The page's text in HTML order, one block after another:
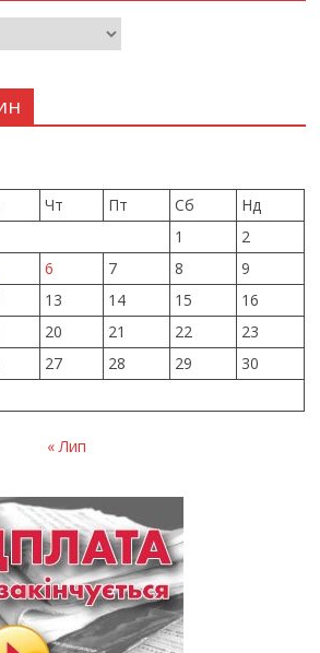
Чт Пт Сб
Нд
1
2
6 7 8
9
13 14 15
16
20 21 22
23
27 28 29
30
« Лип